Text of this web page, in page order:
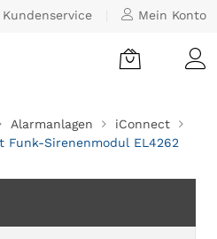
Kundenservice Mein Konto
Alarmanlagen
iConnect
Funk-Sirenenmodul EL4262